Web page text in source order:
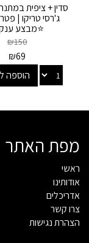
סדין + ציפית
ג'רסי טריקו |
⭐מבצע
₪150
₪69
הוספה
מפת האתר
ראשי
אודותינו
אדריכלים
צרו קשר
הצהרת נגישות